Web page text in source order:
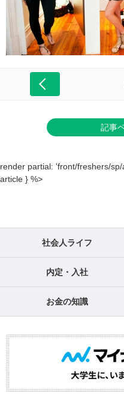
記事
render partial: 'front/freshers/
article } %>
社会人ライフ
内定・入社
お金の知識